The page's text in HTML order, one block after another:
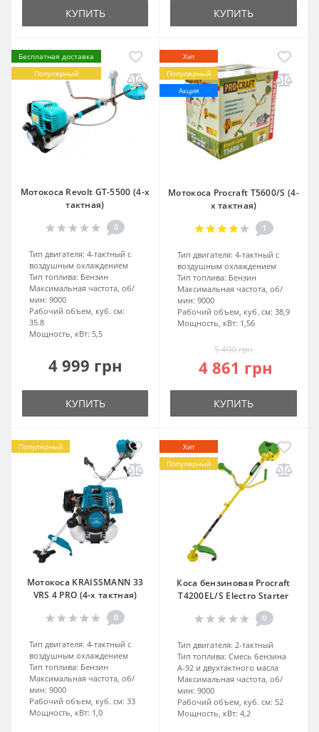
КУПИТЬ КУПИТЬ
Бесплатная доставка
Популярный
Мотокоса Revolt GT-5500 (4-х
тактная)
0
Тип двигателя: 4-тактный с
воздушным охлаждением
Тип топлива: Бензин
Максимальная частота, об/
мин: 9000
Рабочий объем, куб. см:
35.8
Мощность, кВт: 5,5
4 999 грн
КУПИТЬ
Хит
Популярный
Акция
Мотокоса Procraft T5600/S (4-
х тактная)
1
Тип двигателя: 4-тактный с
воздушным охлаждением
Тип топлива: Бензин
Максимальная частота, об/
мин: 9000
Рабочий объем, куб. см: 38,9
Мощность, кВт: 1,56
5 400 грн
4 861 грн
КУПИТЬ
Популярный
Мотокоса KRAISSMANN 33
VRS 4 PRO (4-х тактная)
0
Тип двигателя: 4-тактный с
воздушным охлаждением
Тип топлива: Бензин
Максимальная частота, об/
мин: 9000
Рабочий объем, куб. см: 33
Мощность, кВт: 1,0
Хит
Популярный
Коса бензиновая Procraft
T4200EL/S Electro Starter
0
Тип двигателя: 2-тактный
Тип топлива: Смесь бензина
А-92 и двухтактного масла
Максимальная частота, об/
мин: 9000
Рабочий объем, куб. см: 52
Мощность, кВт: 4,2